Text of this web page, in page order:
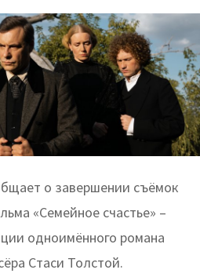
о завершении съёмок
«Семейное счастье» –
одноимённого романа
Стаси Толстой.